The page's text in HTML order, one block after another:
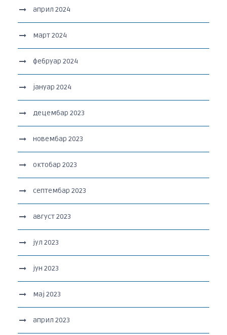
април 2024
март 2024
фебруар 2024
јануар 2024
децембар 2023
новембар 2023
октобар 2023
септембар 2023
август 2023
јул 2023
јун 2023
мај 2023
април 2023